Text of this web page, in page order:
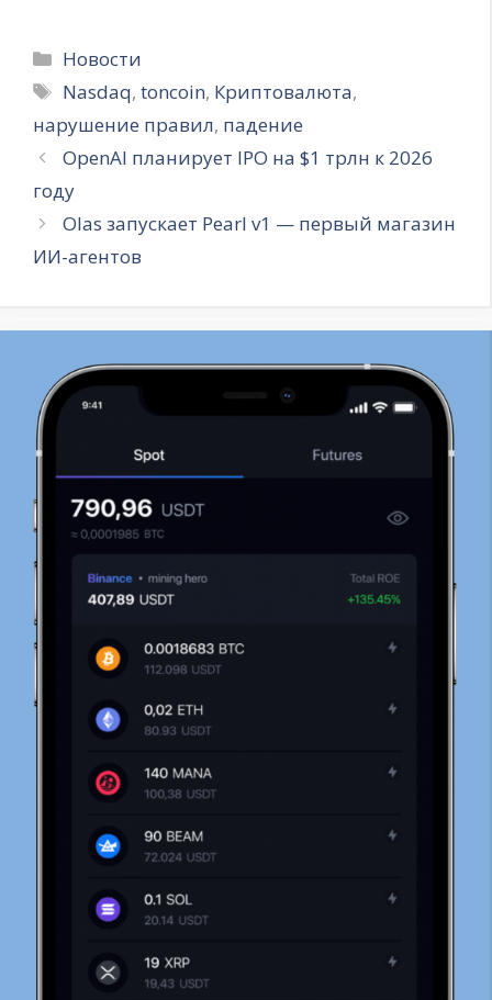
Рубрики
Новости
Метки
Nasdaq,toncoin, Криптовалюта,
нарушение правил, падение
OpenAI планирует IPO на $1 трлн к 2026
году
Olas запускает Pearl v1 — первый магазин
ИИ-агентов